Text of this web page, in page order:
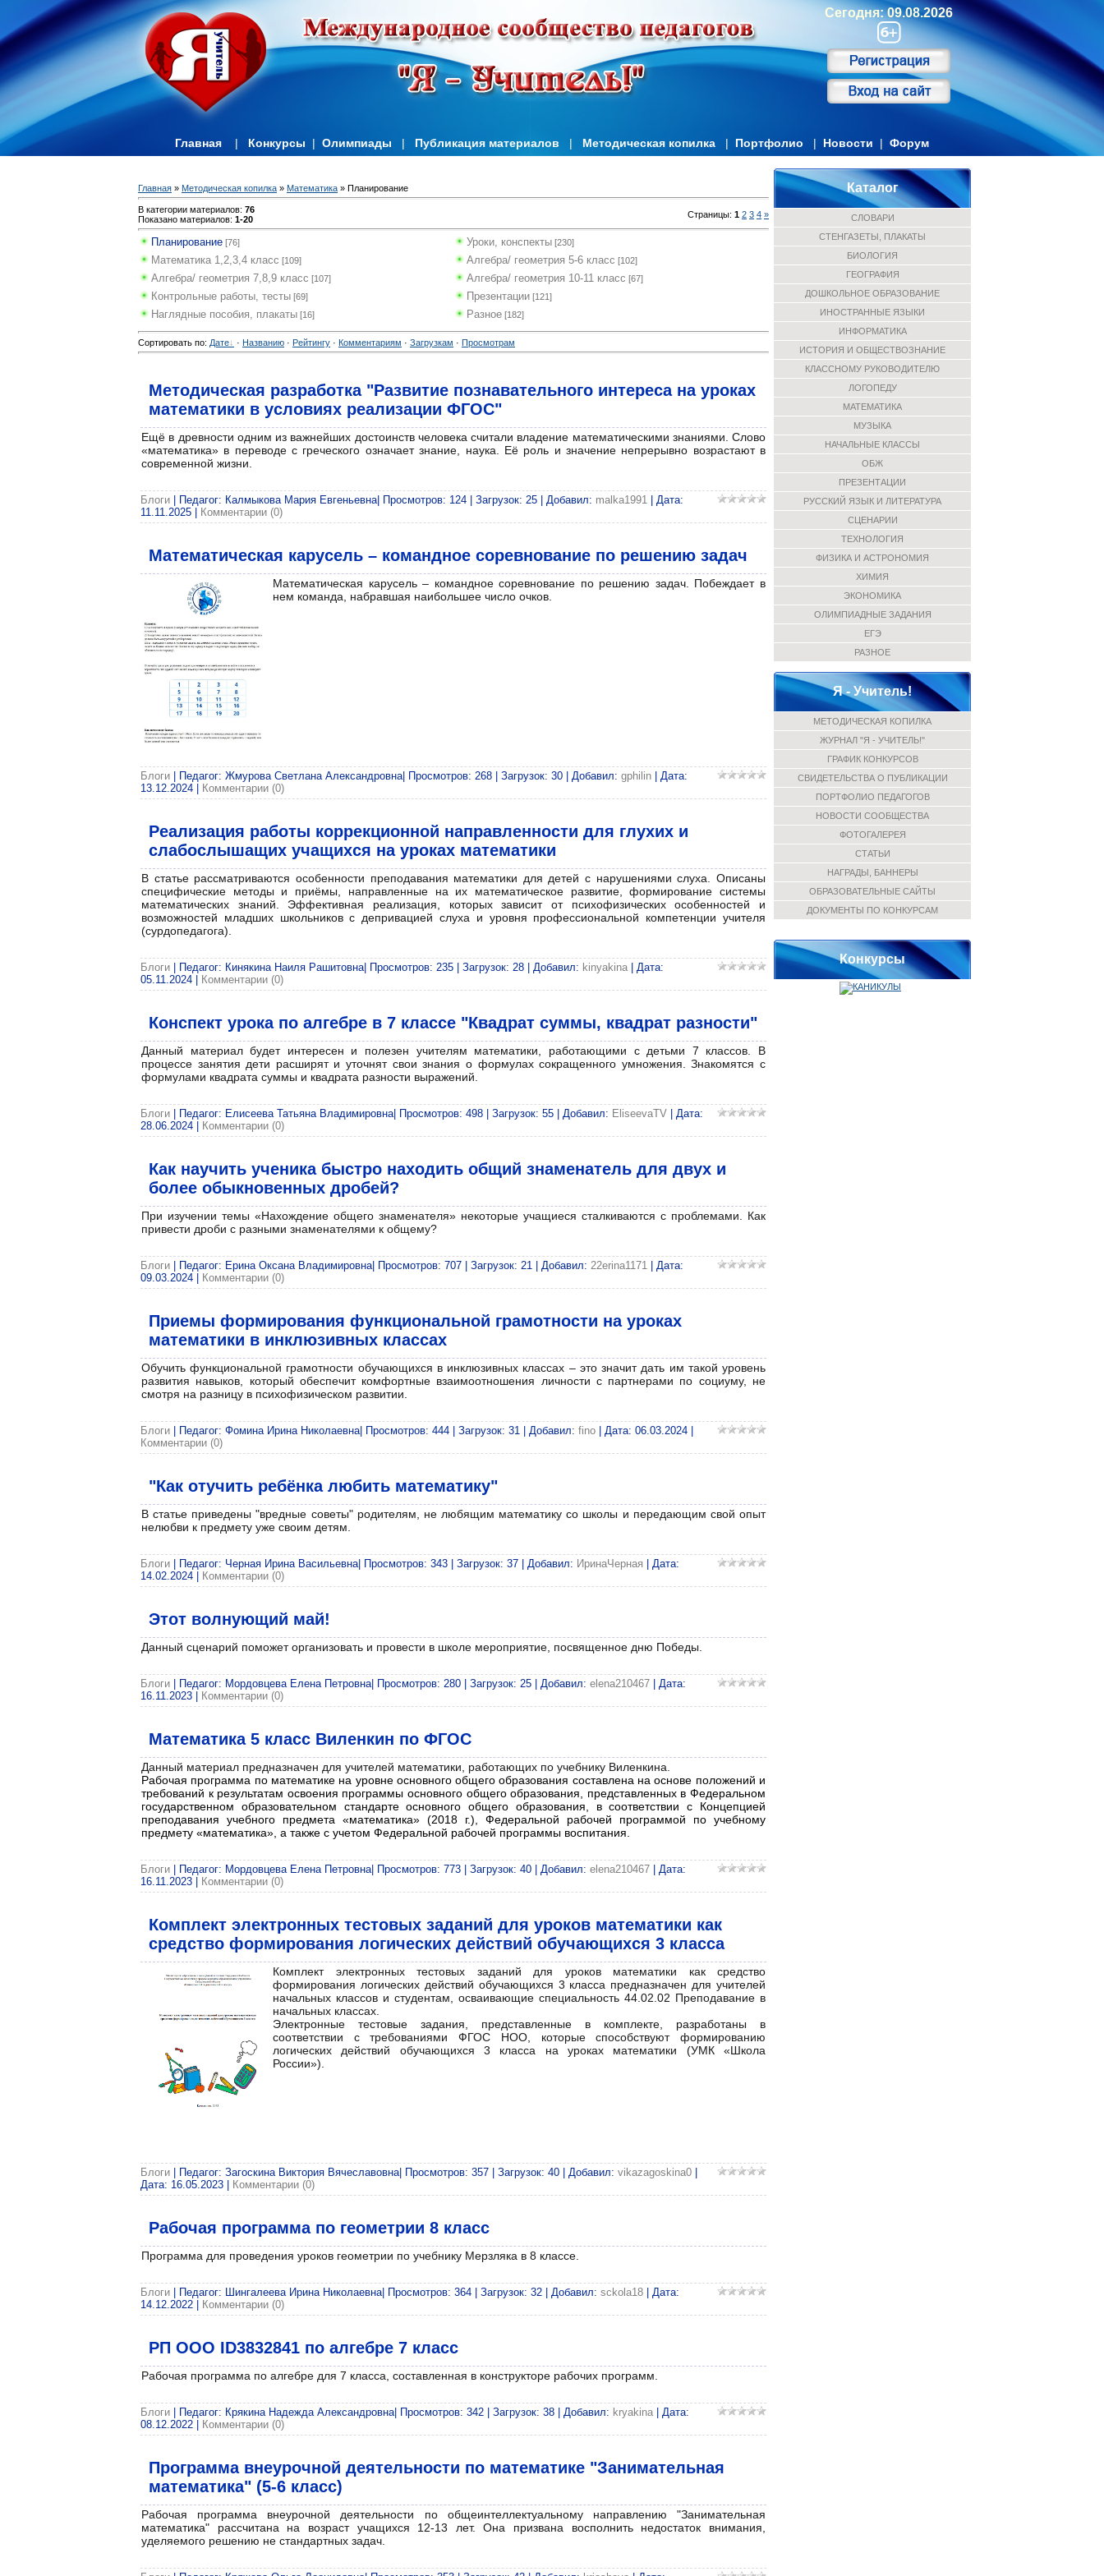
Сегодня: 09.08.2026
Главная | Конкурсы | Олимпиады | Публикация материалов | Методическая копилка | Портфолио | Новости | Форум
Главная » Методическая копилка » Математика » Планирование
В категории материалов: 76
Показано материалов: 1-20 Страницы: 1 2 3 4 »
Планирование [76] Уроки, конспекты [230]
Математика 1,2,3,4 класс [109] Алгебра/ геометрия 5-6 класс [102]
Алгебра/ геометрия 7,8,9 класс [107] Алгебра/ геометрия 10-11 класс [67]
Контрольные работы, тесты [69] Презентации [121]
Наглядные пособия, плакаты [16] Разное [182]
Сортировать по: Дате · Названию · Рейтингу · Комментариям · Загрузкам · Просмотрам
Методическая разработка "Развитие познавательного интереса на уроках
математики в условиях реализации ФГОС"
Ещё в древности одним из важнейших достоинств человека считали владение математическими знаниями. Слово
«математика» в переводе с греческого означает знание, наука. Её роль и значение непрерывно возрастают в
современной жизни.
Блоги | Педагог: Калмыкова Мария Евгеньевна| Просмотров: 124 | Загрузок: 25 | Добавил: malka1991 | Дата:
11.11.2025
Комментарии (0)
Математическая карусель – командное соревнование по решению задач
Математическая карусель – командное соревнование по решению задач. Побеждает в
нем команда, набравшая наибольшее число очков.
Блоги | Педагог: Жмурова Светлана Александровна| Просмотров: 268 | Загрузок: 30 | Добавил: gphilin | Дата:
13.12.2024
Комментарии (0)
Реализация работы коррекционной направленности для глухих и
слабослышащих учащихся на уроках математики
В статье рассматриваются особенности преподавания математики для детей с нарушениями слуха. Описаны
специфические методы и приёмы, направленные на их математическое развитие, формирование системы
математических знаний. Эффективная реализация, которых зависит от психофизических особенностей и
возможностей младших школьников с депривацией слуха и уровня профессиональной компетенции учителя
(сурдопедагога).
Блоги | Педагог: Кинякина Наиля Рашитовна| Просмотров: 235 | Загрузок: 28 | Добавил: kinyakina | Дата:
05.11.2024
Комментарии (0)
Конспект урока по алгебре в 7 классе "Квадрат суммы, квадрат разности"
Данный материал будет интересен и полезен учителям математики, работающими с детьми 7 классов. В
процессе занятия дети расширят и уточнят свои знания о формулах сокращенного умножения. Знакомятся с
формулами квадрата суммы и квадрата разности выражений.
Блоги | Педагог: Елисеева Татьяна Владимировна| Просмотров: 498 | Загрузок: 55 | Добавил: EliseevaTV | Дата:
28.06.2024
Комментарии (0)
Как научить ученика быстро находить общий знаменатель для двух и
более обыкновенных дробей?
При изучении темы «Нахождение общего знаменателя» некоторые учащиеся сталкиваются с проблемами. Как
привести дроби с разными знаменателями к общему?
Блоги | Педагог: Ерина Оксана Владимировна| Просмотров: 707 | Загрузок: 21 | Добавил: 22erina1171 | Дата:
09.03.2024
Комментарии (0)
Приемы формирования функциональной грамотности на уроках
математики в инклюзивных классах
Обучить функциональной грамотности обучающихся в инклюзивных классах – это значит дать им такой уровень
развития навыков, который обеспечит комфортные взаимоотношения личности с партнерами по социуму, не
смотря на разницу в психофизическом развитии.
Блоги | Педагог: Фомина Ирина Николаевна| Просмотров: 444 | Загрузок: 31 | Добавил: fino | Дата: 06.03.2024
Комментарии (0)
"Как отучить ребёнка любить математику"
В статье приведены "вредные советы" родителям, не любящим математику со школы и передающим свой опыт
нелюбви к предмету уже своим детям.
Блоги | Педагог: Черная Ирина Васильевна| Просмотров: 343 | Загрузок: 37 | Добавил: ИринаЧерная | Дата:
14.02.2024
Комментарии (0)
Этот волнующий май!
Данный сценарий поможет организовать и провести в школе мероприятие, посвященное дню Победы.
Блоги | Педагог: Мордовцева Елена Петровна| Просмотров: 280 | Загрузок: 25 | Добавил: elena210467 | Дата:
16.11.2023
Комментарии (0)
Математика 5 класс Виленкин по ФГОС
Данный материал предназначен для учителей математики, работающих по учебнику Виленкина.
Рабочая программа по математике на уровне основного общего образования составлена на основе положений и
требований к результатам освоения программы основного общего образования, представленных в Федеральном
государственном образовательном стандарте основного общего образования, в соответствии с Концепцией
преподавания учебного предмета «математика» (2018 г.), Федеральной рабочей программой по учебному
предмету «математика», а также с учетом Федеральной рабочей программы воспитания.
Блоги | Педагог: Мордовцева Елена Петровна| Просмотров: 773 | Загрузок: 40 | Добавил: elena210467 | Дата:
16.11.2023
Комментарии (0)
Комплект электронных тестовых заданий для уроков математики как
средство формирования логических действий обучающихся 3 класса
Комплект электронных тестовых заданий для уроков математики как средство
формирования логических действий обучающихся 3 класса предназначен для учителей
начальных классов и студентам, осваивающие специальность 44.02.02 Преподавание в
начальных классах.
Электронные тестовые задания, представленные в комплекте, разработаны в
соответствии с требованиями ФГОС НОО, которые способствуют формированию
логических действий обучающихся 3 класса на уроках математики (УМК «Школа
России»).
Блоги | Педагог: Загоскина Виктория Вячеславовна| Просмотров: 357 | Загрузок: 40 | Добавил: vikazagoskina0
Дата: 16.05.2023 Комментарии (0)
Рабочая программа по геометрии 8 класс
Программа для проведения уроков геометрии по учебнику Мерзляка в 8 классе.
Блоги | Педагог: Шингалеева Ирина Николаевна| Просмотров: 364 | Загрузок: 32 | Добавил: sckola18 | Дата:
14.12.2022
Комментарии (0)
РП ООО ID3832841 по алгебре 7 класс
Рабочая программа по алгебре для 7 класса, составленная в конструкторе рабочих программ.
Блоги | Педагог: Крякина Надежда Александровна| Просмотров: 342 | Загрузок: 38 | Добавил: kryakina | Дата:
08.12.2022
Комментарии (0)
Программа внеурочной деятельности по математике "Занимательная
математика" (5-6 класс)
Рабочая программа внеурочной деятельности по общеинтеллектуальному направлению "Занимательная
математика" рассчитана на возраст учащихся 12-13 лет. Она призвана восполнить недостаток внимания,
уделяемого решению не стандартных задач.
Каталог
СЛОВАРИ
СТЕНГАЗЕТЫ, ПЛАКАТЫ
БИОЛОГИЯ
ГЕОГРАФИЯ
ДОШКОЛЬНОЕ ОБРАЗОВАНИЕ
ИНОСТРАННЫЕ ЯЗЫКИ
ИНФОРМАТИКА
ИСТОРИЯ И ОБЩЕСТВОЗНАНИЕ
КЛАССНОМУ РУКОВОДИТЕЛЮ
ЛОГОПЕДУ
МАТЕМАТИКА
МУЗЫКА
НАЧАЛЬНЫЕ КЛАССЫ
ОБЖ
ПРЕЗЕНТАЦИИ
РУССКИЙ ЯЗЫК И ЛИТЕРАТУРА
СЦЕНАРИИ
ТЕХНОЛОГИЯ
ФИЗИКА И АСТРОНОМИЯ
ХИМИЯ
ЭКОНОМИКА
ОЛИМПИАДНЫЕ ЗАДАНИЯ
ЕГЭ
РАЗНОЕ
Я - Учитель!
МЕТОДИЧЕСКАЯ КОПИЛКА
ЖУРНАЛ "Я - УЧИТЕЛЬ!"
ГРАФИК КОНКУРСОВ
СВИДЕТЕЛЬСТВА О ПУБЛИКАЦИИ
ПОРТФОЛИО ПЕДАГОГОВ
НОВОСТИ СООБЩЕСТВА
ФОТОГАЛЕРЕЯ
СТАТЬИ
НАГРАДЫ, БАННЕРЫ
ОБРАЗОВАТЕЛЬНЫЕ САЙТЫ
ДОКУМЕНТЫ ПО КОНКУРСАМ
Конкурсы